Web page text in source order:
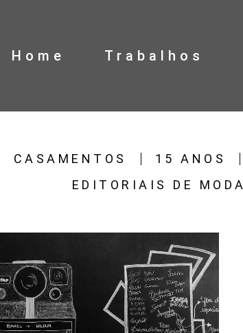
Home Trabalhos
CASAMENTOS 15 ANOS
EDITORIAIS DE MODA